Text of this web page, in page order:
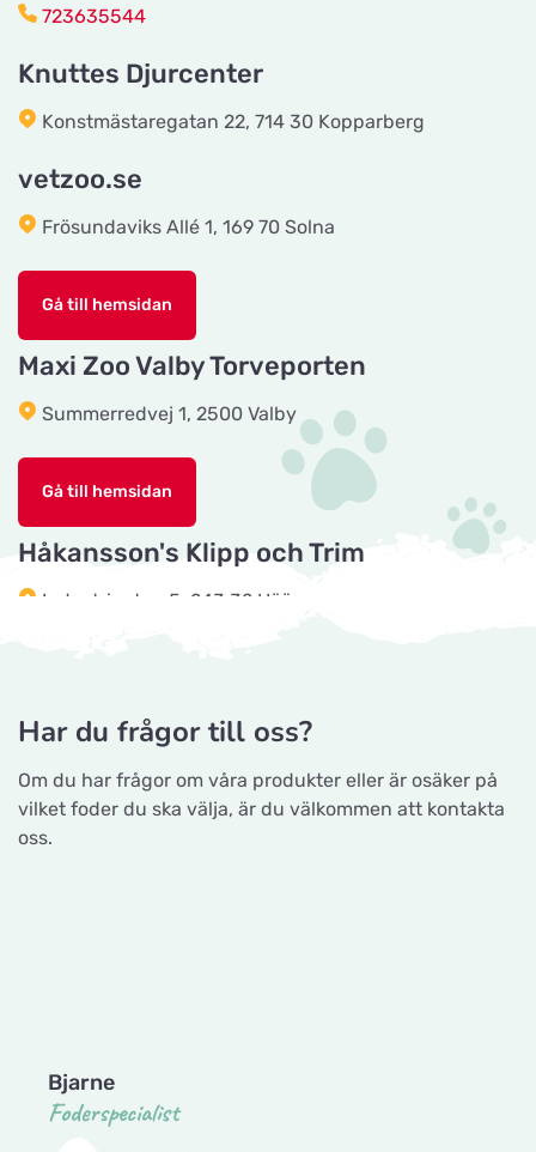
Tingholmgård dyrefoder
Titta på kartan
CyberZoo AB
Ladugårdsvägen 101 D
Solbjerg Plantagevej 3
Titta på kartan
Josefines sadlar
Hova 1
Titta på kartan
Thurøvej 13,
Nyborg Dyrehandel ApS
Lillebovägen 3
723635544
Knuttes Djurcenter
Konstmästaregatan 22, 714 30 Kopparberg
vetzoo.se
Frösundaviks Allé 1, 169 70 Solna
Gå till hemsidan
Maxi Zoo Valby Torveporten
Summerredvej 1, 2500 Valby
Gå till hemsidan
Håkansson's Klipp och Trim
Industrigatan 5, 243 32 Höör
Gå till hemsidan
CyberZoo AB
Solbjerg Plantagevej 3, 6731 Tjæreborg
Har du frågor till oss?
Om du har frågor om våra produkter eller är osäker på
vilket foder du ska välja, är du välkommen att kontakta
oss.
Bjarne
Foderspecialist